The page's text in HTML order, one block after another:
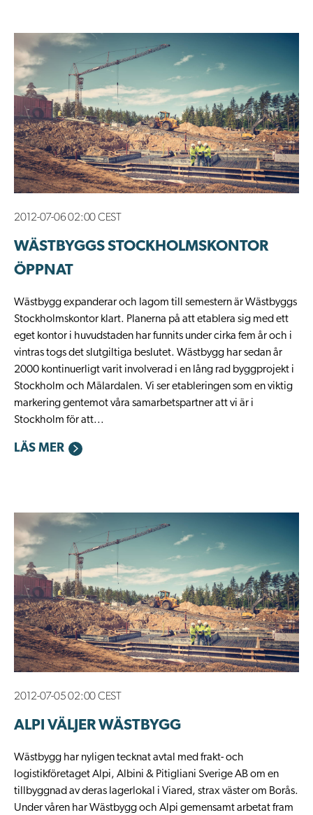
2012-07-06 02:00 CEST
WÄSTBYGGS STOCKHOLMSKONTOR
ÖPPNAT
​Wästbygg expanderar och lagom till semestern är Wästbyggs
Stockholmskontor klart. Planerna på att etablera sig med ett
eget kontor i huvudstaden har funnits under cirka fem år och i
vintras togs det slutgiltiga beslutet. Wästbygg har sedan år
2000 kontinuerligt varit involverad i en lång rad byggprojekt i
Stockholm och Mälardalen. Vi ser etableringen som en viktig
markering gentemot våra samarbetspartner att vi är i
Stockholm för att...
LÄS MER
2012-07-05 02:00 CEST
ALPI VÄLJER WÄSTBYGG
Wästbygg har nyligen tecknat avtal med frakt- och
logistikföretaget Alpi, Albini & Pitigliani Sverige AB om en
tillbyggnad av deras lagerlokal i Viared, strax väster om Borås.
Under våren har Wästbygg och Alpi gemensamt arbetat fram